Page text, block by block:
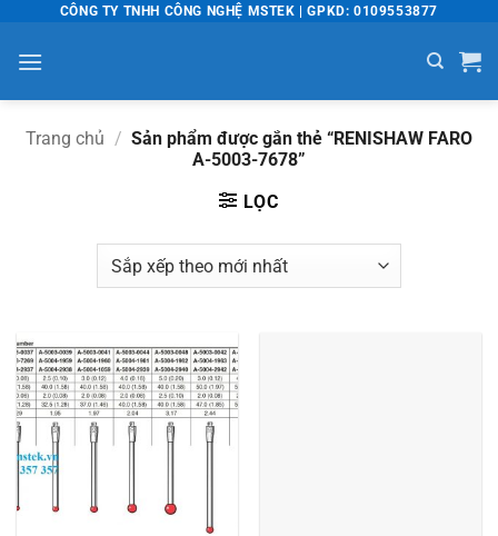
nội
dung
CÔNG TY TNHH CÔNG NGHỆ MSTEK | GPKD: 0109553877
Trang chủ / Sản phẩm được gắn thẻ “RENISHAW FARO
A-5003-7678”
LỌC